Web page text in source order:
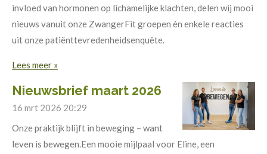
invloed van hormonen op lichamelijke klachten, delen wij mooi
nieuws vanuit onze ZwangerFit groepen én enkele reacties
uit onze patiënttevredenheidsenquête.
Lees meer »
Nieuwsbrief maart 2026
16 mrt 2026 20:29
Onze praktijk blijft in beweging – want
leven is bewegen.Een mooie mijlpaal voor Eline, een